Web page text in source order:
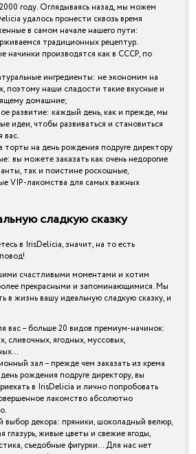
году. Оглядываясь назад, мы можем
удалось пронести сквозь время
в самом начале нашего пути:
традиционных рецептур.
начинки производятся как в СССР, по
ингредиенты: не экономим на
поэтому наши сладости такие вкусные и
домашние;
развитие: каждый день, как и прежде, мы
идеи, чтобы развиваться и становиться
вас.
торты на день рождения подруге директору
вы можете заказать как очень недорогие
так и поистине роскошные,
VIP-лакомства для самых важных
сладкую сказку
в IrisDelicia, значит, на то есть
счастливыми моментами и хотим
прекрасными и запоминающимися. Мы
в жизнь вашу идеальную сладкую сказку, и
вас – больше 20 видов премиум-начинок:
сливочных, ягодных, муссовых,
зал – прежде чем заказать из крема
рождения подруге директору, вы
в IrisDelicia и лично попробовать
лакомство абсолютно
выбор декора: пряники, шоколадный велюр,
глазурь, живые цветы и свежие ягоды,
съедобные фигурки… Для нас нет